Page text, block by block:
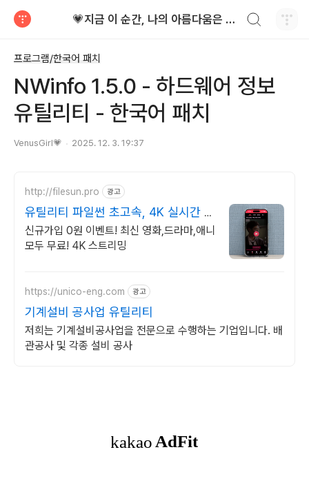
💗지금 이 순간, 나의 아름다움은 가장 빛난다!
프로그램/한국어 패치
NWinfo 1.5.0 - 하드웨어 정보
유틸리티 - 한국어 패치
VenusGirl💗 2025. 12. 3. 19:37
http://filesun.pro 광고
유틸리티 파일썬 초고속, 4K 실시간 보
기!
신규가입 0원 이벤트! 최신 영화,드라마,애니
모두 무료! 4K 스트리밍
https://unico-eng.com 광고
기계설비 공사업 유틸리티
저희는 기계설비공사업을 전문으로 수행하는 기업입니다. 배
관공사 및 각종 설비 공사